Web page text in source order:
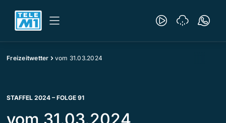
Freizeitwetter vom 31.03.2024
STAFFEL 2024 – FOLGE 91